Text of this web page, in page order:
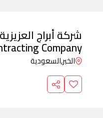
Company
الخبر,السعودية